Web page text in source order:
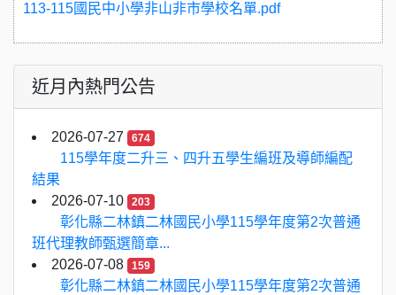
113-115國民中小學非山非市學校名單.pdf
近月內熱門公告
2026-07-27 674
115學年度二升三、四升五學生編班及導師編配
結果
2026-07-10
203
彰化縣二林鎮二林國民小學115學年度第2次普通
班代理教師甄選簡章...
2026-07-08
159
彰化縣二林鎮二林國民小學115學年度第2次普通